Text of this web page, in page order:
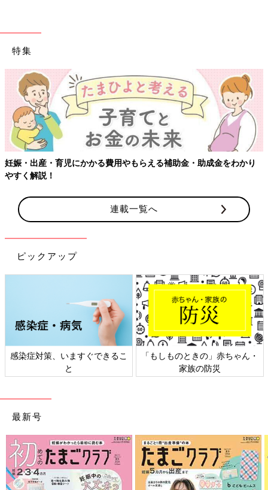
特集
補助金・助成金をわかり
【ワクチン接種できるものも】妊婦の
連載一覧へ
ピックアップ
「もしものときの」赤ちゃん・
家族の防災
日本外来小児科学会リーフレッ
ト検討会
最新号